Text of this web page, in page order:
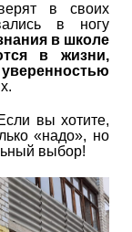
в своих
в ногу
в школе
в жизни,
вы хотите,
«надо», но
выбор!